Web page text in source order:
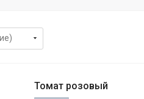
Томат розовый